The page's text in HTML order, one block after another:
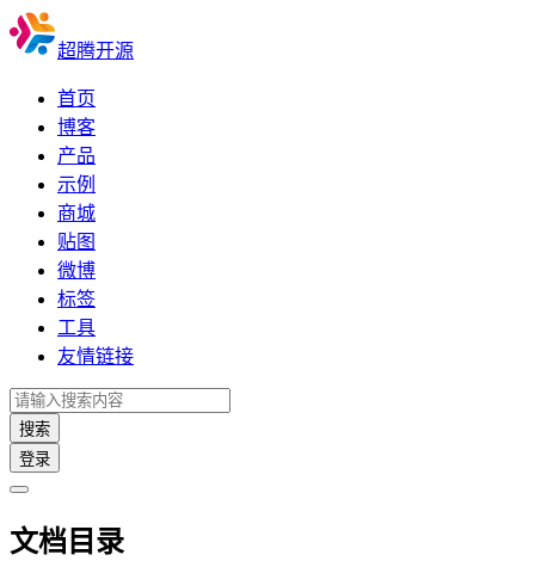
超腾开源
首页
博客
产品
示例
商城
贴图
微博
标签
工具
友情链接
搜索
登录
文档目录